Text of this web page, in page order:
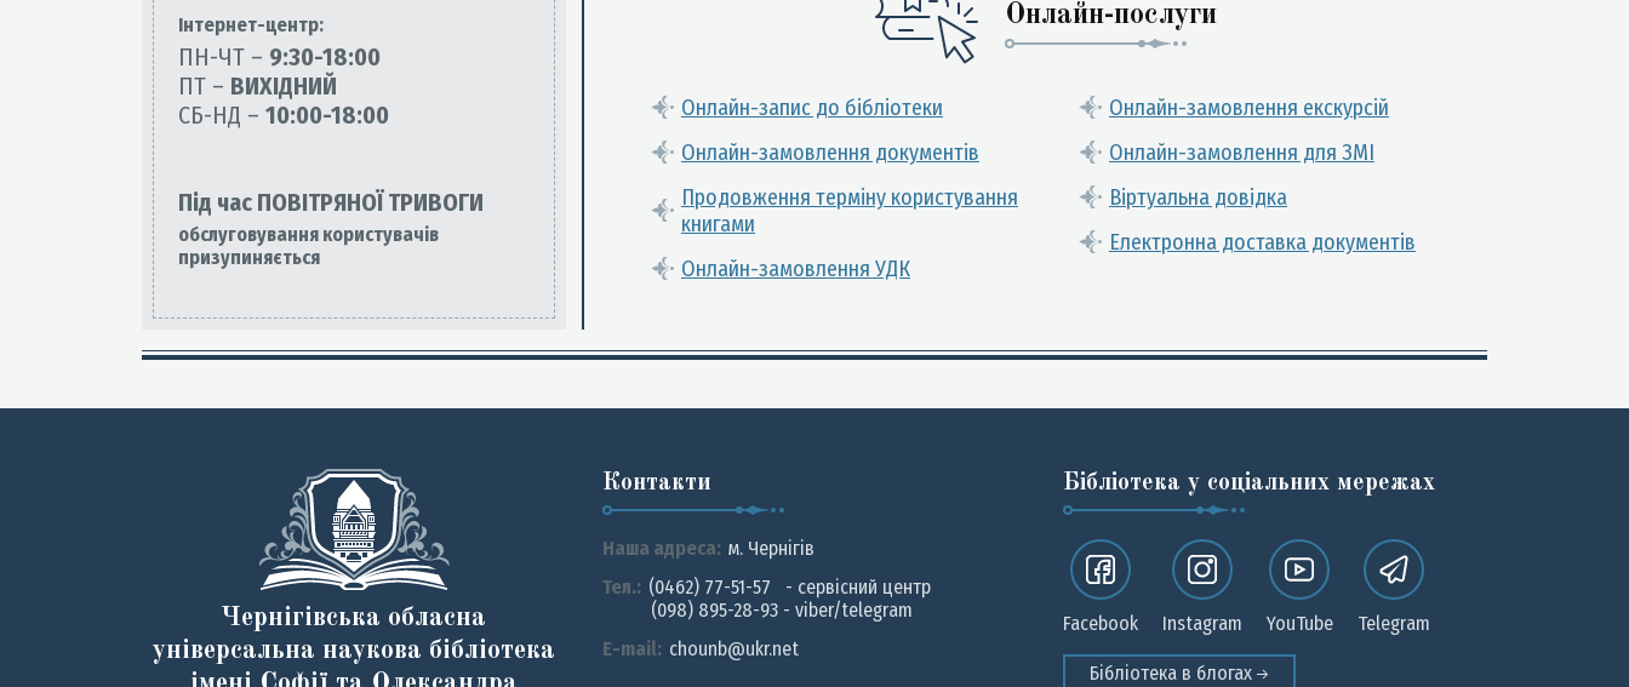
Інтернет-центр:
ПН-ЧТ – 9:30-18:00
ПТ – ВИХІДНИЙ
СБ-НД – 10:00-18:00
Під час ПОВІТРЯНОЇ ТРИВОГИ
обслуговування користувачів
призупиняється
Онлайн-послуги
Онлайн-запис до бібліотеки
Онлайн-замовлення документів
Продовження терміну користування
книгами
Онлайн-замовлення УДК
Онлайн-замовлення екскурсій
Онлайн-замовлення для ЗМІ
Віртуальна довідка
Електронна доставка документів
Чернігівська обласна
універсальна наукова бібліотека
Контакти
Наша адреса: м. Чернiгiв
Тел.: (0462) 77-51-57 - сервісний центр
(098) 895-28-93 - viber/telegram
E-mail: chounb@ukr.net
Бібліотека у соціальних мережах
Facebook Instagram YouTube Telegram
Бібліотека в блогах